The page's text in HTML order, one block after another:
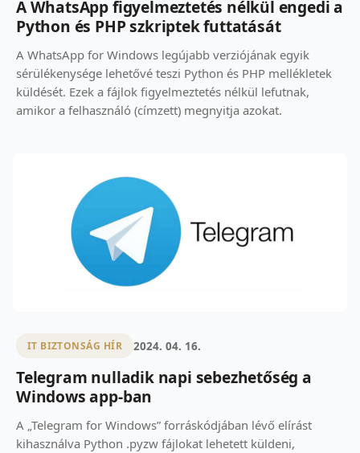
A WhatsApp figyelmeztetés nélkül engedi a
Python és PHP szkriptek futtatását
A WhatsApp for Windows legújabb verziójának egyik
sérülékenysége lehetővé teszi Python és PHP mellékletek
küldését. Ezek a fájlok figyelmeztetés nélkül lefutnak,
amikor a felhasználó (címzett) megnyitja azokat.
IT BIZTONSÁG HÍR 2024. 04. 16.
Telegram nulladik napi sebezhetőség a
Windows app-ban
A „Telegram for Windows” forráskódjában lévő elírást
kihasználva Python .pyzw fájlokat lehetett küldeni,